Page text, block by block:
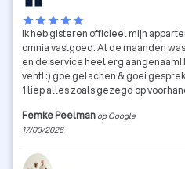
starstarstarstarstar
Ik heb gisteren officieel mijn
omnia vastgoed. Al de maanden
en de service heel erg aangenaam!
vent! :) goe gelachen & goei
1 liep alles zoals gezegd op
voelt niet aan als een doorgaanse
maat! 💪 Als ik ooit terug verkoop, is
omnia! Voor alles heel hard
Marvin. ;)
Femke Peelman op Google
17/03/2026